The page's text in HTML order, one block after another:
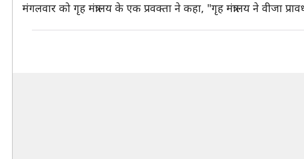
मंगलवार को गृह मंत्रालय के एक प्रवक्ता ने कहा, "गृह मंत्रालय ने वीजा